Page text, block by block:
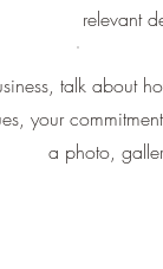
relevant
talk about
your
a photo,